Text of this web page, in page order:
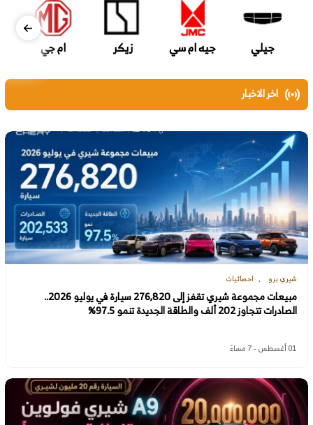
جيلي جيه ام سي زيكر ام جي
اخر الاخبار
شيري برو احصائيات
مبيعات مجموعة شيري تقفز إلى 276,820 سيارة في يوليو 2026..
الصادرات تتجاوز 202 ألف والطاقة الجديدة تنمو 97.5%
01 أغسطس - 7 مساءً